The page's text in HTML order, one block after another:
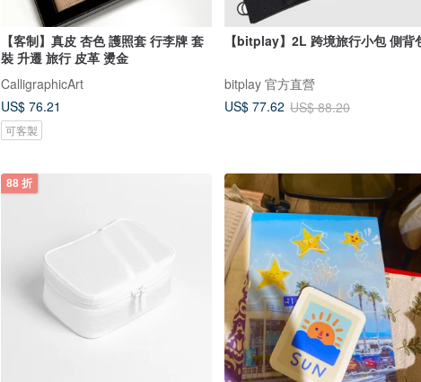
【客制】真皮 杏色 護照套 行李牌 套
裝 升遷 旅行 皮革 燙金
CalligraphicArt
US$ 76.21
可客製
【bitplay】2L 跨境旅行小
bitplay 官方直營
US$ 77.62 US$ 88.20
88 折